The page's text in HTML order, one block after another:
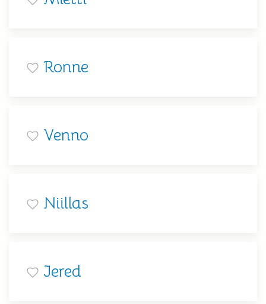
Ronne
Venno
Niillas
Jered